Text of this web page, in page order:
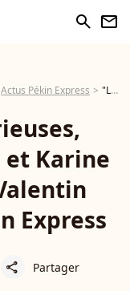
search newsletter
Actus Pékin Express "Le salaud" : Furieuses, Valérie Trierweiler et Karine s'en prennent à Valentin Léonard dans Pékin Express
Karine
Express
share Partager